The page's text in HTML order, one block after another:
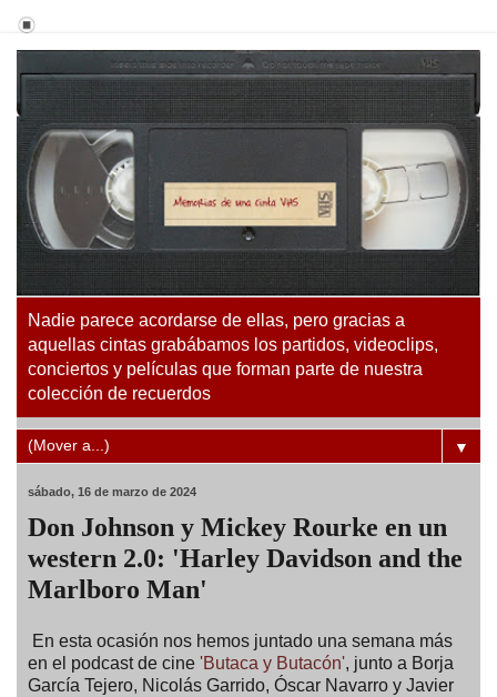
Nadie parece acordarse de ellas, pero gracias a
aquellas cintas grabábamos los partidos, videoclips,
conciertos y películas que forman parte de nuestra
colección de recuerdos
▼
sábado, 16 de marzo de 2024
Don Johnson y Mickey Rourke en un
western 2.0: 'Harley Davidson and the
Marlboro Man'
En esta ocasión nos hemos juntado una semana más
en el podcast de cine 'Butaca y Butacón', junto a Borja
García Tejero, Nicolás Garrido, Óscar Navarro y Javier